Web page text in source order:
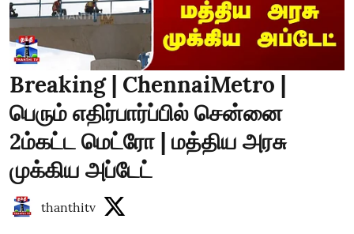
Breaking | ChennaiMetro |
பெரும் எதிர்பார்ப்பில் சென்னை
2ம்கட்ட மெட்ரோ | மத்திய அரசு
முக்கிய அப்டேட்
thanthitv